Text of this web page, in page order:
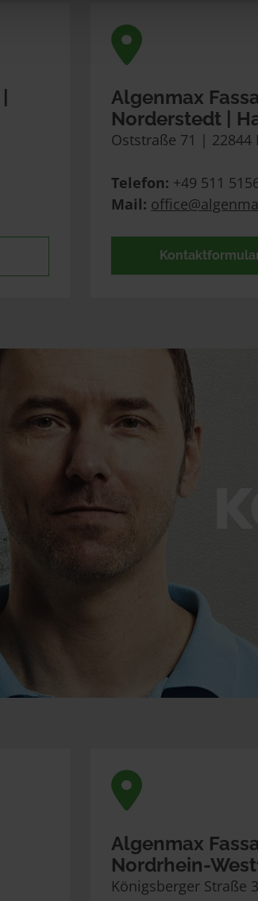
Algenmax
Norderstedt |
Oststraße 71 |
Telefon: +49 511
Mail:
Algenmax
Nordrhein-
Königsberger Straße